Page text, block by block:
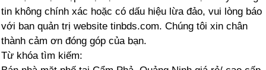
tin không chính xác hoặc có dấu hiệu lừa đảo, vui lòng báo
với ban quản trị website tinbds.com. Chúng tôi xin chân
thành cảm ơn đóng góp của bạn.
Từ khóa tìm kiếm: